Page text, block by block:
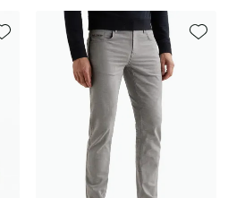
Toevoegen aan favorieten